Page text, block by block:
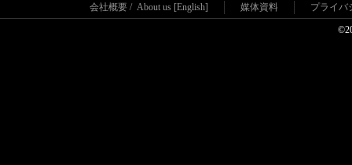
会社概要 / About us [English] 媒体資料 プライバ